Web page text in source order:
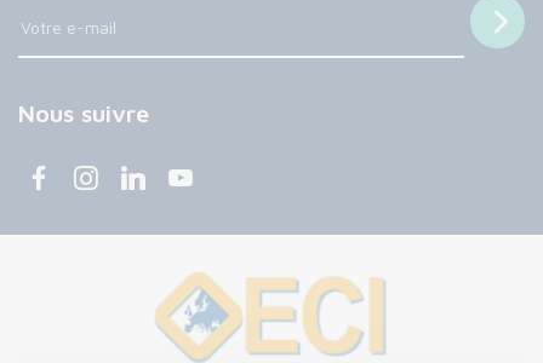
Nous suivre